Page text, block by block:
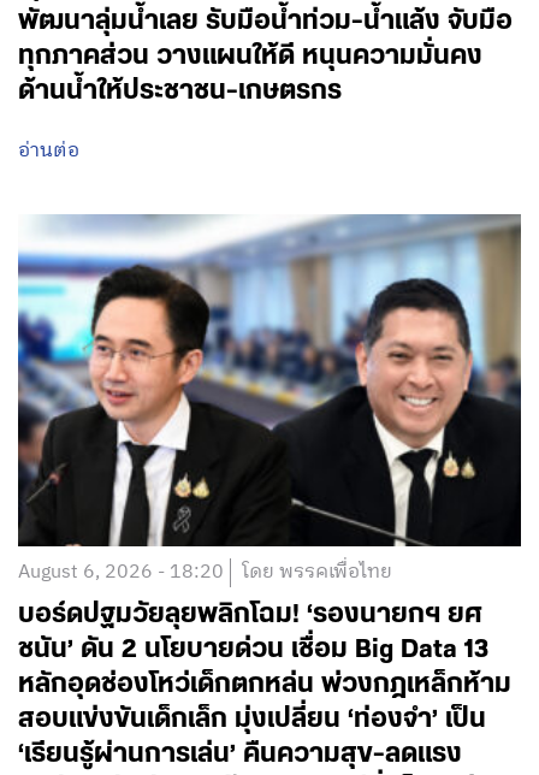
พัฒนาลุ่มน้ำเลย รับมือน้ำท่วม-น้ำแล้ง จับมือ
ทุกภาคส่วน วางแผนให้ดี หนุนความมั่นคง
ด้านน้ำให้ประชาชน-เกษตรกร
อ่านต่อ
August 6, 2026 - 18:20 โดย พรรคเพื่อไทย
บอร์ดปฐมวัยลุยพลิกโฉม! ‘รองนายกฯ ยศ
ชนัน’ ดัน 2 นโยบายด่วน เชื่อม Big Data 13
หลักอุดช่องโหว่เด็กตกหล่น พ่วงกฎเหล็กห้าม
สอบแข่งขันเด็กเล็ก มุ่งเปลี่ยน ‘ท่องจำ’ เป็น
‘เรียนรู้ผ่านการเล่น’ คืนความสุข-ลดแรง